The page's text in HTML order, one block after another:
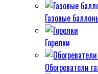
Газовые
Горелки
Обогреватели